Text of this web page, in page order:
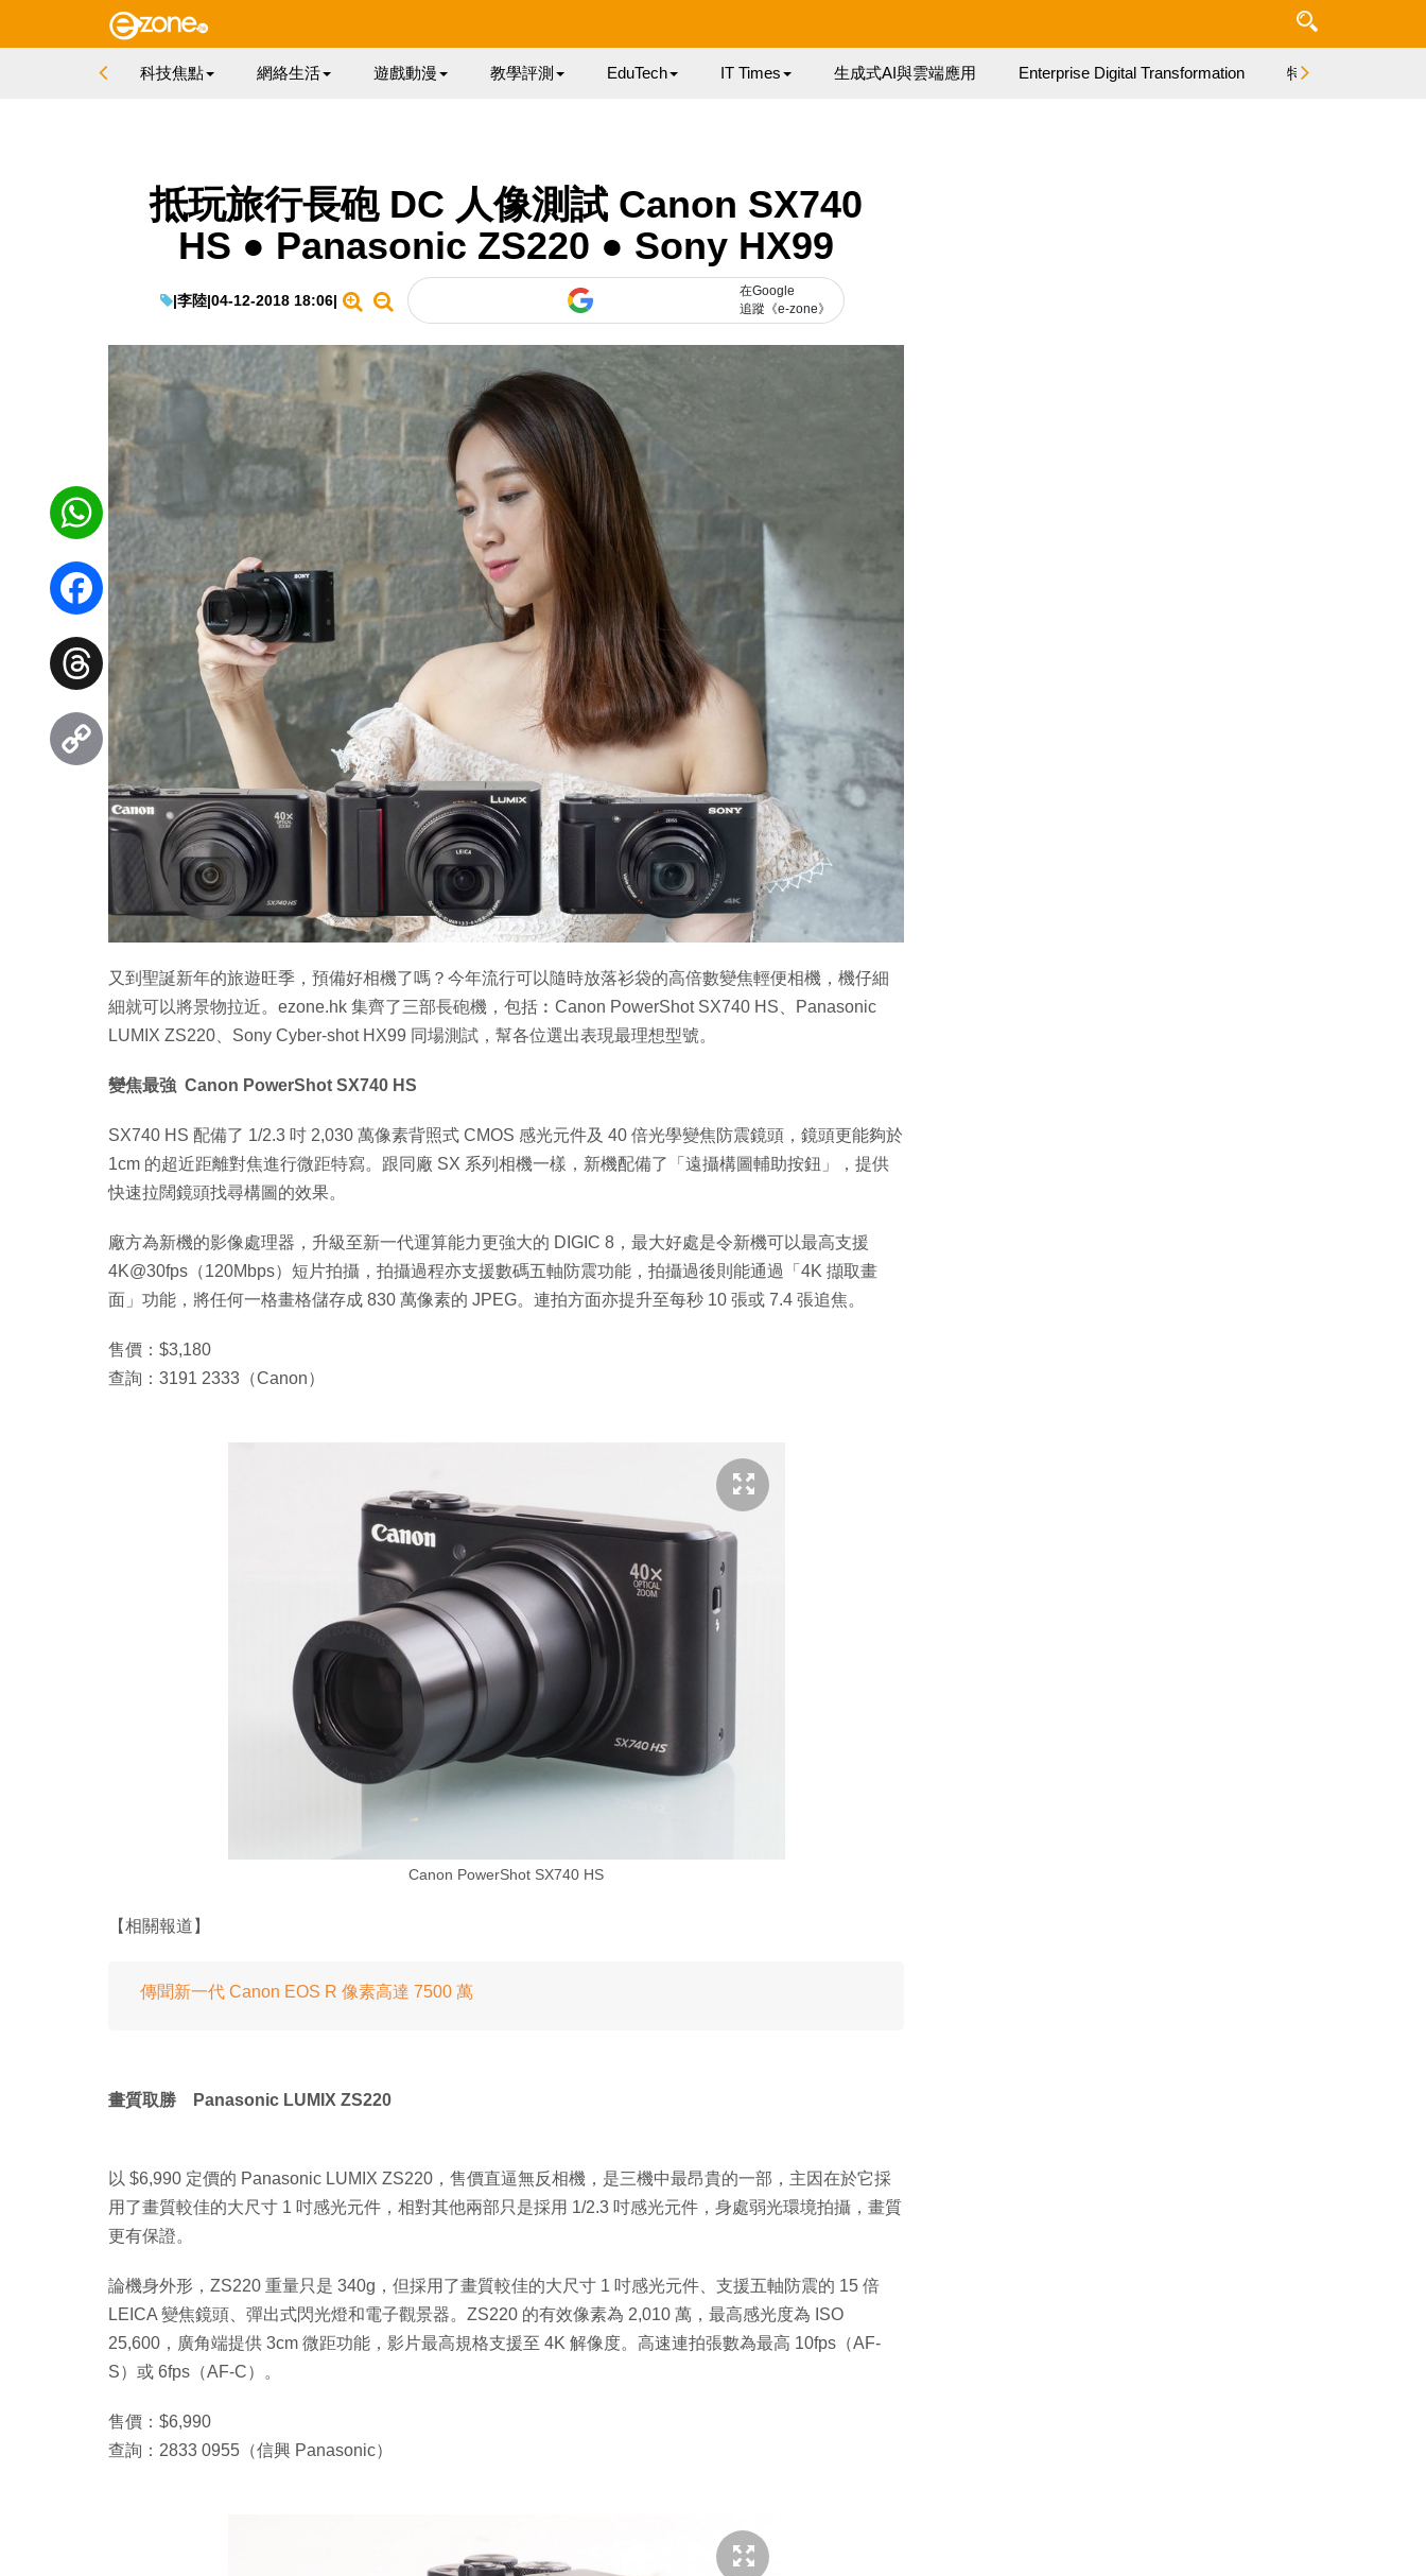
科技焦點 網絡生活 遊戲動漫 教學評測 EduTech IT Times 生成式AI與雲端應用 Enterprise Digital Transformation 特集
抵玩旅行長砲 DC 人像測試 Canon SX740
HS ● Panasonic ZS220 ● Sony HX99
|李陸|04-12-2018 18:06|
在Google
追蹤《e-zone》
又到聖誕新年的旅遊旺季，預備好相機了嗎？今年流行可以隨時放落衫袋的高倍數變焦輕便相機，機仔細
細就可以將景物拉近。ezone.hk 集齊了三部長砲機，包括︰Canon PowerShot SX740 HS、Panasonic
LUMIX ZS220、Sony Cyber-shot HX99 同場測試，幫各位選出表現最理想型號。
變焦最強 Canon PowerShot SX740 HS
SX740 HS 配備了 1/2.3 吋 2,030 萬像素背照式 CMOS 感光元件及 40 倍光學變焦防震鏡頭，鏡頭更能夠於
1cm 的超近距離對焦進行微距特寫。跟同廠 SX 系列相機一樣，新機配備了「遠攝構圖輔助按鈕」，提供
快速拉闊鏡頭找尋構圖的效果。
廠方為新機的影像處理器，升級至新一代運算能力更強大的 DIGIC 8，最大好處是令新機可以最高支援
4K@30fps（120Mbps）短片拍攝，拍攝過程亦支援數碼五軸防震功能，拍攝過後則能通過「4K 擷取畫
面」功能，將任何一格畫格儲存成 830 萬像素的 JPEG。連拍方面亦提升至每秒 10 張或 7.4 張追焦。
售價：$3,180
查詢：3191 2333（Canon）
Canon PowerShot SX740 HS
【相關報道】
傳聞新一代 Canon EOS R 像素高達 7500 萬
畫質取勝 Panasonic LUMIX ZS220
以 $6,990 定價的 Panasonic LUMIX ZS220，售價直逼無反相機，是三機中最昂貴的一部，主因在於它採
用了畫質較佳的大尺寸 1 吋感光元件，相對其他兩部只是採用 1/2.3 吋感光元件，身處弱光環境拍攝，畫質
更有保證。
論機身外形，ZS220 重量只是 340g，但採用了畫質較佳的大尺寸 1 吋感光元件、支援五軸防震的 15 倍
LEICA 變焦鏡頭、彈出式閃光燈和電子觀景器。ZS220 的有效像素為 2,010 萬，最高感光度為 ISO
25,600，廣角端提供 3cm 微距功能，影片最高規格支援至 4K 解像度。高速連拍張數為最高 10fps（AF-
S）或 6fps（AF-C）。
售價：$6,990
查詢：2833 0955（信興 Panasonic）
WhatsApp
Facebook
Threads
Copy
Link